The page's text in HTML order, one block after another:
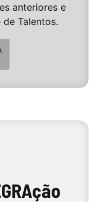
anteriores e
Talentos.